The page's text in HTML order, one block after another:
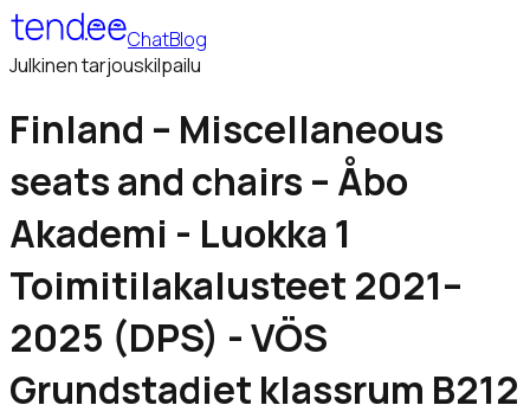
ChatBlog
Julkinen tarjouskilpailu
Finland – Miscellaneous
seats and chairs – Åbo
Akademi - Luokka 1
Toimitilakalusteet 2021–
2025 (DPS) - VÖS
Grundstadiet klassrum B212